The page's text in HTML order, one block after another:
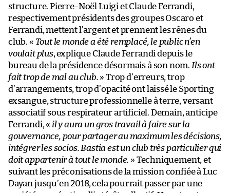
structure. Pierre-Noël Luigi et Claude Ferrandi,
respectivement présidents des groupes Oscaro et
Ferrandi, mettent l’argent et prennent les rênes du
club. « Tout le monde a été remplacé, le public n’en
voulait plus, explique Claude Ferrandi depuis le
bureau de la présidence désormais à son nom. Ils ont
fait trop de mal au club. » Trop d’erreurs, trop
d’arrangements, trop d’opacité ont laissé le Sporting
exsangue, structure professionnelle à terre, versant
associatif sous respirateur artificiel. Demain, anticipe
Ferrandi, « il y aura un gros travail à faire sur la
gouvernance, pour partager au maximum les décisions,
intégrer les socios. Bastia est un club très particulier qui
doit appartenir à tout le monde. » Techniquement, et
suivant les préconisations de la mission confiée à Luc
Dayan jusqu’en 2018, cela pourrait passer par une